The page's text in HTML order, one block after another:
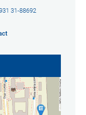
31-88692